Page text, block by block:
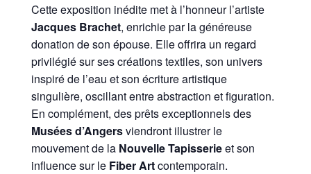
Cette exposition inédite met à l’honneur l’artiste
Jacques Brachet, enrichie par la généreuse
donation de son épouse. Elle offrira un regard
privilégié sur ses créations textiles, son univers
inspiré de l’eau et son écriture artistique
singulière, oscillant entre abstraction et figuration.
En complément, des prêts exceptionnels des
Musées d’Angersviendront illustrer le
mouvement de la Nouvelle Tapisserieet son
influence sur le Fiber Artcontemporain.